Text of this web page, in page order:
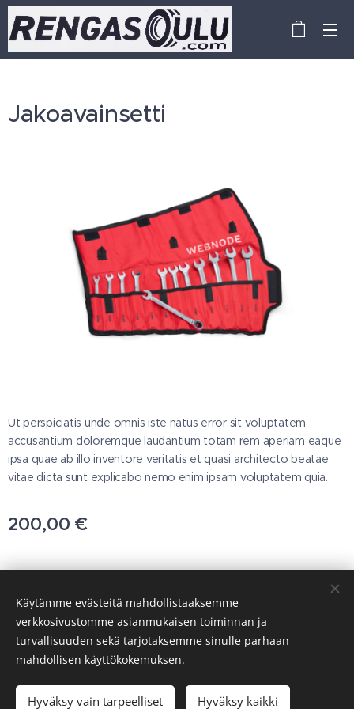
Jakoavainsetti
Ut perspiciatis unde omnis iste natus error sit voluptatem
accusantium doloremque laudantium totam rem aperiam eaque
ipsa quae ab illo inventore veritatis et quasi architecto beatae
vitae dicta sunt explicabo nemo enim ipsam voluptatem quia.
200,00 €
Lisää ostoskoriin
T.svanberg OY
Evästeet
Käytämme evästeitä mahdollistaaksemme
verkkosivustomme asianmukaisen toiminnan ja
turvallisuuden sekä tarjotaksemme sinulle parhaan
mahdollisen käyttökokemuksen.
Hyväksy vain tarpeelliset Hyväksy kaikki